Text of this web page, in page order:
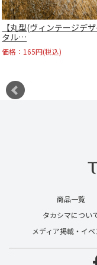
【丸型(ヴィンテージデ
タル…
価格：165円(税込)
商品一覧
タカシマについ
メディア掲載・イベ